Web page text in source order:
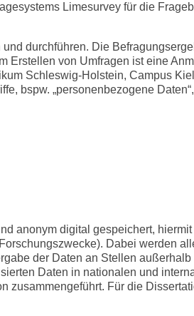
Limesurvey für die
durchführen. Die
von Umfragen ist eine
Schleswig-Holstein, Campus
„personenbezogene Daten“,
anonym digital gespeichert,
Dabei werden
der Daten an Stellen
Daten in nationalen und
Für die